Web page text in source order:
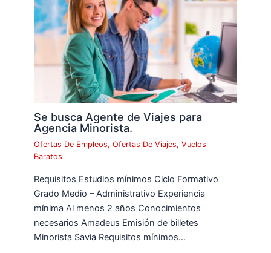
Se busca Agente de Viajes para
Agencia Minorista.
Ofertas De Empleos,Ofertas De Viajes,Vuelos
Baratos
Requisitos Estudios mínimos Ciclo Formativo
Grado Medio – Administrativo Experiencia
mínima Al menos 2 años Conocimientos
necesarios Amadeus Emisión de billetes
Minorista Savia Requisitos mínimos…